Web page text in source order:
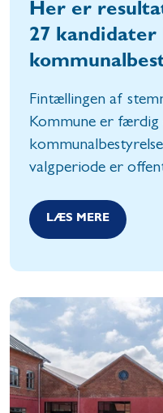
Her er
27
Fintællingen af
Kommune er færdig
valgperiode er
LÆS MERE